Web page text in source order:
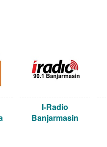
I-Radio
Banjarmasin